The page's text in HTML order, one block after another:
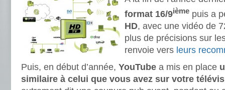
format 16/9ième puis a
HD, avec une vidéo de
plus de précisions sur
renvoie vers leurs
Puis, en début d’année, YouTube a mis en place
similaire à celui que vous avez sur votre